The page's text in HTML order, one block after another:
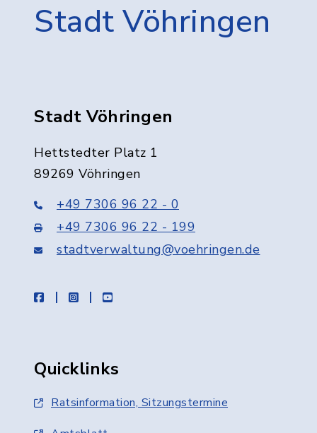
Stadt Vöhringen
Stadt Vöhringen
Hettstedter Platz 1
89269 Vöhringen
+49 7306 96 22 - 0
+49 7306 96 22 - 199
stadtverwaltung@voehringen.de
facebookinstagramyoutube
Quicklinks
Ratsinformation, Sitzungstermine